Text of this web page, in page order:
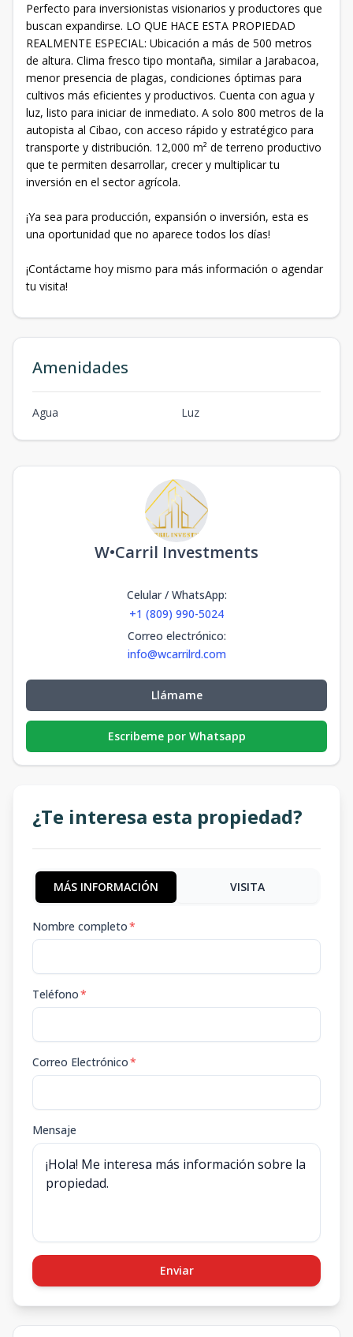
Perfecto para inversionistas visionarios y productores que
buscan expandirse. LO QUE HACE ESTA PROPIEDAD
REALMENTE ESPECIAL: Ubicación a más de 500 metros
de altura. Clima fresco tipo montaña, similar a Jarabacoa,
menor presencia de plagas, condiciones óptimas para
cultivos más eficientes y productivos. Cuenta con agua y
luz, listo para iniciar de inmediato. A solo 800 metros de la
autopista al Cibao, con acceso rápido y estratégico para
transporte y distribución. 12,000 m² de terreno productivo
que te permiten desarrollar, crecer y multiplicar tu
inversión en el sector agrícola.
¡Ya sea para producción, expansión o inversión, esta es
una oportunidad que no aparece todos los días!
¡Contáctame hoy mismo para más información o agendar
tu visita!
Amenidades
Agua Luz
W•Carril Investments
Celular / WhatsApp:
+1 (809) 990-5024
Correo electrónico:
info@wcarrilrd.com
Llámame
Escribeme por Whatsapp
¿Te interesa esta propiedad?
MÁS INFORMACIÓN VISITA
Nombre completo*
Teléfono*
Correo Electrónico*
Mensaje
Enviar